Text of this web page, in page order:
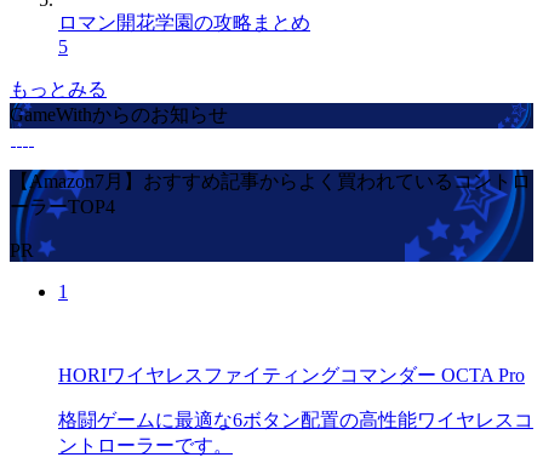
ロマン開花学園の攻略まとめ
5
もっとみる
GameWithからのお知らせ
【Amazon7月】おすすめ記事からよく買われているコントロ
ーラーTOP4
PR
1
HORIワイヤレスファイティングコマンダー OCTA Pro
格闘ゲームに最適な6ボタン配置の高性能ワイヤレスコ
ントローラーです。